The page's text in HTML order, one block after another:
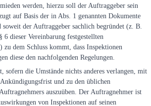
werden, hierzu soll der Auftraggeber sein
auf Basis der in Abs. 1 genannten Dokumente
soweit der Auftraggeber sachlich begründet (z. B.
6 dieser Vereinbarung festgestellten
zu dem Schluss kommt, dass Inspektionen
diese den nachfolgenden Regelungen.
sofern die Umstände nichts anderes verlangen, mit
Ankündigungsfrist und zu den üblichen
auszuüben. Der Auftragnehmer ist
von Inspektionen auf seinen